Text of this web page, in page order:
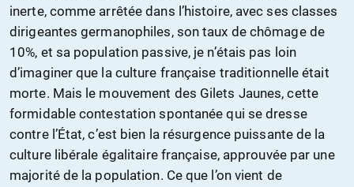
inerte, comme arrêtée dans l’histoire, avec ses classes
dirigeantes germanophiles, son taux de chômage de
10%, et sa population passive, je n’étais pas loin
d’imaginer que la culture française traditionnelle était
morte. Mais le mouvement des Gilets Jaunes, cette
formidable contestation spontanée qui se dresse
contre l’État, c’est bien la résurgence puissante de la
culture libérale égalitaire française, approuvée par une
majorité de la population. Ce que l’on vient de